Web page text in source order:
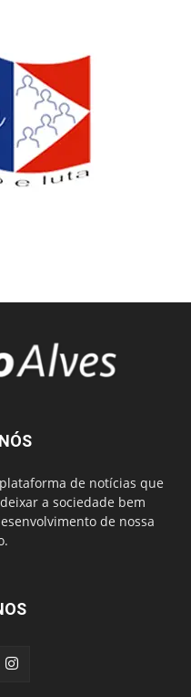
de notícias que
a sociedade bem
de nossa